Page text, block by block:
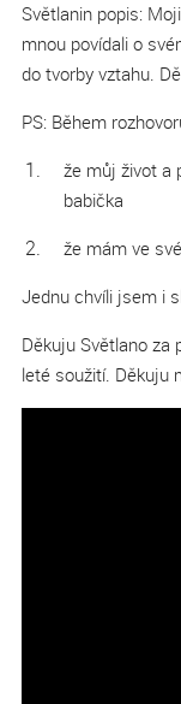
Světlanin popis:
mnou povídali o
do tvorby vztahu.
PS: Během
že můj život a
babička
že mám ve
Jednu chvíli jsem i
Děkuju Světlano za
leté soužití. Děkuju